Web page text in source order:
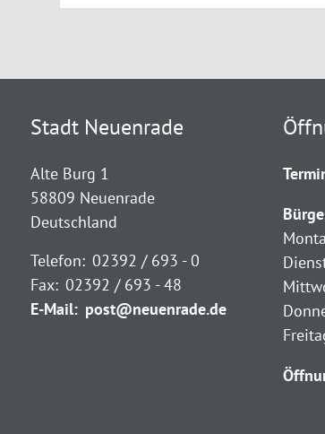
Stadt Neuenrade
Alte Burg 1
58809 Neuenrade
Deutschland
Telefon: 02392 / 693 - 0
Fax: 02392 / 693 - 48
E-Mail: post@neuenrade.de